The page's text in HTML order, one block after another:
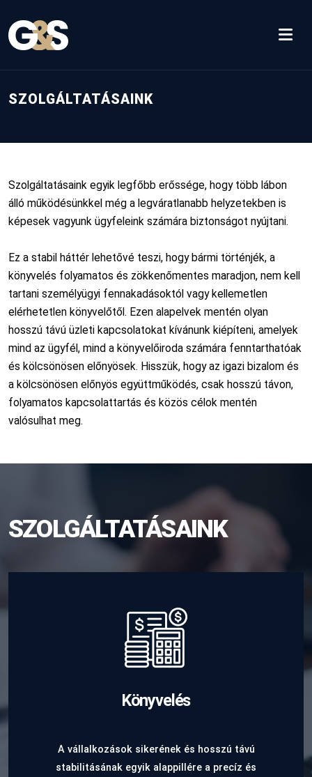
SZOLGÁLTATÁSAINK
Szolgáltatásaink egyik legfőbb erőssége, hogy több lábon
álló működésünkkel még a legváratlanabb helyzetekben is
képesek vagyunk ügyfeleink számára biztonságot nyújtani.
Ez a stabil háttér lehetővé teszi, hogy bármi történjék, a
könyvelés folyamatos és zökkenőmentes maradjon, nem kell
tartani személyügyi fennakadásoktól vagy kellemetlen
elérhetetlen könyvelőtől. Ezen alapelvek mentén olyan
hosszú távú üzleti kapcsolatokat kívánunk kiépíteni, amelyek
mind az ügyfél, mind a könyvelőiroda számára fenntarthatóak
és kölcsönösen előnyösek. Hisszük, hogy az igazi bizalom és
a kölcsönösen előnyös együttműködés, csak hosszú távon,
folyamatos kapcsolattartás és közös célok mentén
valósulhat meg.
SZOLGÁLTATÁSAINK
Könyvelés
A vállalkozások sikerének és hosszú távú
stabilitásának egyik alappillére a precíz és